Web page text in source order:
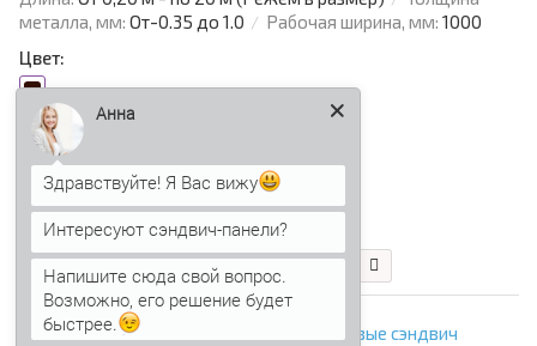
металла, мм: От-0.35 до 1.0 Рабочая ширина, мм: 1000
Цвет:
Толщина сэндвич-панелей, мм:
60
1 193.91 р.
В корзину Быстрый заказ
сэндвич панели толщиной 60 мм
стеновые сэндвич
Анна
Здравствуйте! Я Вас вижу
Интересуют сэндвич-панели?
Напишите сюда свой вопрос.
Возможно, его решение будет
быстрее.